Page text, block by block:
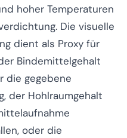
hoher Temperaturen
Die visuelle
dient als Proxy für
Bindemittelgehalt
die gegebene
der Hohlraumgehalt
oder die